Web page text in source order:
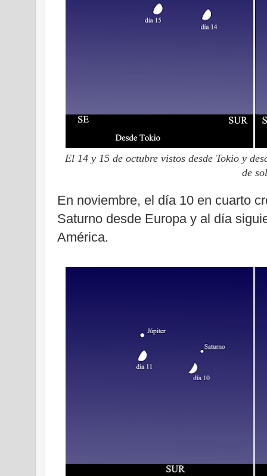
El 14 y 15 de octubre vistos desde Tokio y
de
En noviembre, el día 10 en cuarto
Saturno desde Europa y al día
América.